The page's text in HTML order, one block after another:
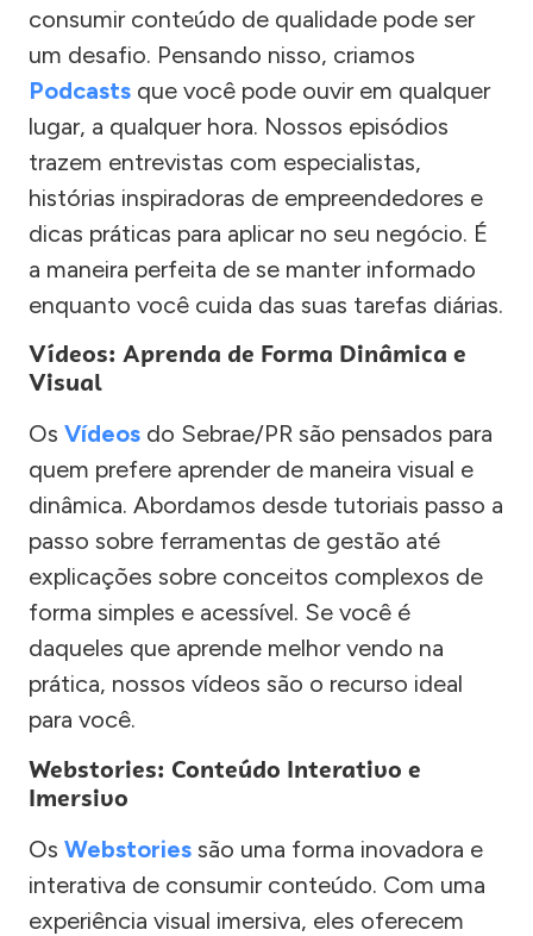
consumir conteúdo de qualidade pode ser
um desafio. Pensando nisso, criamos
Podcasts que você pode ouvir em qualquer
lugar, a qualquer hora. Nossos episódios
trazem entrevistas com especialistas,
histórias inspiradoras de empreendedores e
dicas práticas para aplicar no seu negócio. É
a maneira perfeita de se manter informado
enquanto você cuida das suas tarefas diárias.
Vídeos: Aprenda de Forma Dinâmica e
Visual
Os Vídeos do Sebrae/PR são pensados para
quem prefere aprender de maneira visual e
dinâmica. Abordamos desde tutoriais passo a
passo sobre ferramentas de gestão até
explicações sobre conceitos complexos de
forma simples e acessível. Se você é
daqueles que aprende melhor vendo na
prática, nossos vídeos são o recurso ideal
para você.
Webstories: Conteúdo Interativo e
Imersivo
Os Webstories são uma forma inovadora e
interativa de consumir conteúdo. Com uma
experiência visual imersiva, eles oferecem